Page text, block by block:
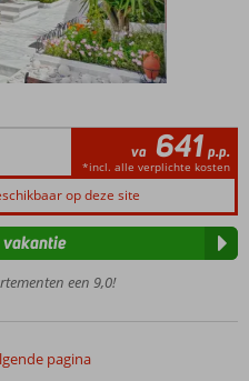
va 641 p.p.
*incl. alle verplichte kosten
op deze site
een 9,0!
pagina